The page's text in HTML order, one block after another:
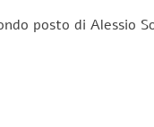
posto di Alessio